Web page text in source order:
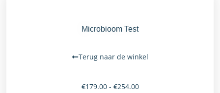
Microbioom Test
Terug naar de winkel
€179.00 - €254.00